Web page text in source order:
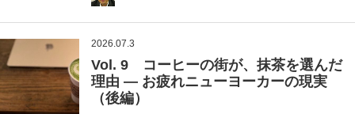
2026.07.3
Vol. 9 コーヒーの街が、抹茶を選んだ
理由 ― お疲れニューヨーカーの現実
（後編）